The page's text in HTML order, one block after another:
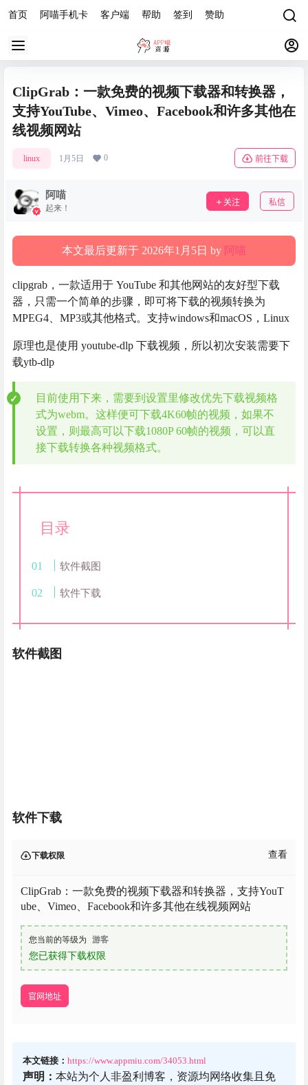
首页 阿喵手机卡 客户端 帮助 签到 赞助
ClipGrab：一款免费的视频下载器和转换器，
支持YouTube、Vimeo、Facebook和许多其他在
线视频网站
linux 1月5日 0 前往下载
阿喵
起来！
关注 私信
本文最后更新于 2026年1月5日 by 阿喵
clipgrab，一款适用于 YouTube 和其他网站的友好型下载
器，只需一个简单的步骤，即可将下载的视频转换为
MPEG4、MP3或其他格式。支持windows和macOS，Linux
原理也是使用 youtube-dlp 下载视频，所以初次安装需要下
载ytb-dlp
目前使用下来，需要到设置里修改优先下载视频格
式为webm。这样便可下载4K60帧的视频，如果不
设置，则最高可以下载1080P 60帧的视频，可以直
接下载转换各种视频格式。
目录
软件截图
软件下载
软件截图
软件下载
下载权限 查看
ClipGrab：一款免费的视频下载器和转换器，支持YouT
ube、Vimeo、Facebook和许多其他在线视频网站
您当前的等级为 游客
您已获得下载权限
官网地址
本文链接： https://www.appmiu.com/34053.html
声明： 本站为个人非盈利博客，资源均网络收集且免